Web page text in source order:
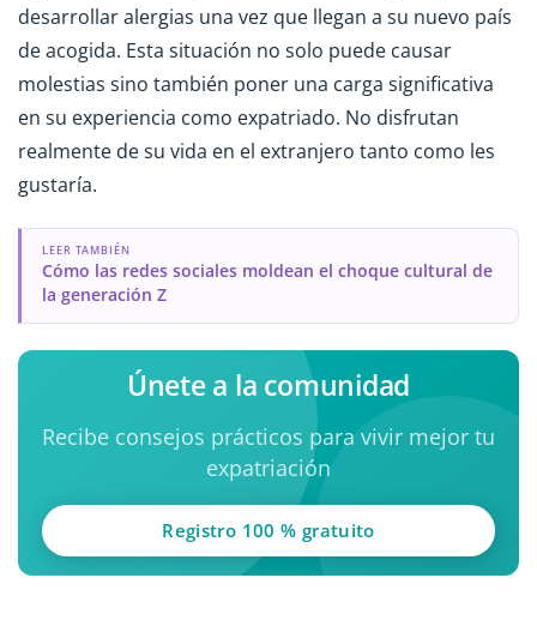
desarrollar alergias una vez que llegan a su nuevo país
de acogida. Esta situación no solo puede causar
molestias sino también poner una carga significativa
en su experiencia como expatriado. No disfrutan
realmente de su vida en el extranjero tanto como les
gustaría.
LEER TAMBIÉN
Cómo las redes sociales moldean el choque cultural de
la generación Z
Únete a la comunidad
Recibe consejos prácticos para vivir mejor tu
expatriación
Registro 100 % gratuito